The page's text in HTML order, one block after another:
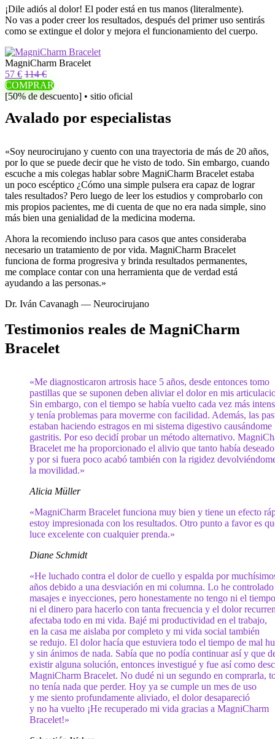
¡Dile adiós al dolor! El poder está en tus manos (literalmente).
No vas a poder creer los resultados, después del primer uso sentirás
como se extingue el dolor y mejora el funcionamiento del cuerpo.
MagniCharm Bracelet
57 € 114 €
COMPRAR
[50% de descuento] • sitio oficial
Avalado por especialistas
«Soy neurocirujano y cuento con una trayectoria de más de 20 años,
por lo que se puede decir que he visto de todo. Sin embargo, cuando
escuche a mis colegas hablar sobre MagniCharm Bracelet estaba
un poco escéptico ¿Cómo una simple pulsera era capaz de lograr
tales resultados? Pero luego de leer los estudios y comprobarlo con
mis propios pacientes, me di cuenta de que no era nada simple, sino
más bien una genialidad de la medicina moderna.
Ahora la recomiendo incluso para casos que antes consideraba
necesario un tratamiento de por vida. MagniCharm Bracelet
funciona de forma progresiva y brinda resultados permanentes,
me complace contar con una herramienta que de verdad está
ayudando a las personas.»
Dr. Iván Cavanagh — Neurocirujano
Testimonios reales de MagniCharm
Bracelet
«Me diagnosticaron artrosis hace 5 años, desde entonces tomo
pastillas que se suponen deben aliviar el dolor en mis
Sin embargo, con el tiempo se había vuelto cada vez más
y tenía problemas para moverme con facilidad. Además, las
estaban haciendo estragos en mi sistema digestivo causándome
gastritis. Por eso decidí probar un método alternativo.
Bracelet me ha proporcionado el alivio que tanto había deseado
y por si fuera poco acabó también con la rigidez
la movilidad.»
Alicia Müller
«MagniCharm Bracelet funciona muy bien y tiene un efecto
estoy impresionada con los resultados. Otro punto a favor es
luce excelente con cualquier prenda.»
Diane Schmidt
«He luchado contra el dolor de cuello y espalda por
años debido a una desviación en mi columna. Lo he
masajes e inyecciones, pero honestamente no tengo ni el tiempo
ni el dinero para hacerlo con tanta frecuencia y el dolor
afectaba todo en mi vida. Bajé mi productividad en el trabajo,
en la casa me aislaba por completo y mi vida social también
se redujo. El dolor hacía que estuviera todo el tiempo de mal
y sin ánimos de nada. Sabía que no podía continuar así y que
existir alguna solución, entonces investigué y fue así como
MagniCharm Bracelet. No dudé ni un segundo en comprarla,
no tenía nada que perder. Hoy ya se cumple un mes de uso
y me siento profundamente aliviado, el dolor desapareció
y no ha vuelto ¡He recuperado mi vida gracias a MagniCharm
Bracelet!»